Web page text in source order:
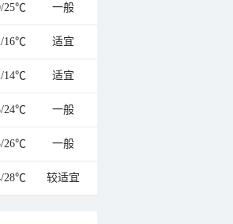
25℃ 一般
16℃ 适宜
14℃ 适宜
24℃ 一般
26℃ 一般
28℃ 较适宜